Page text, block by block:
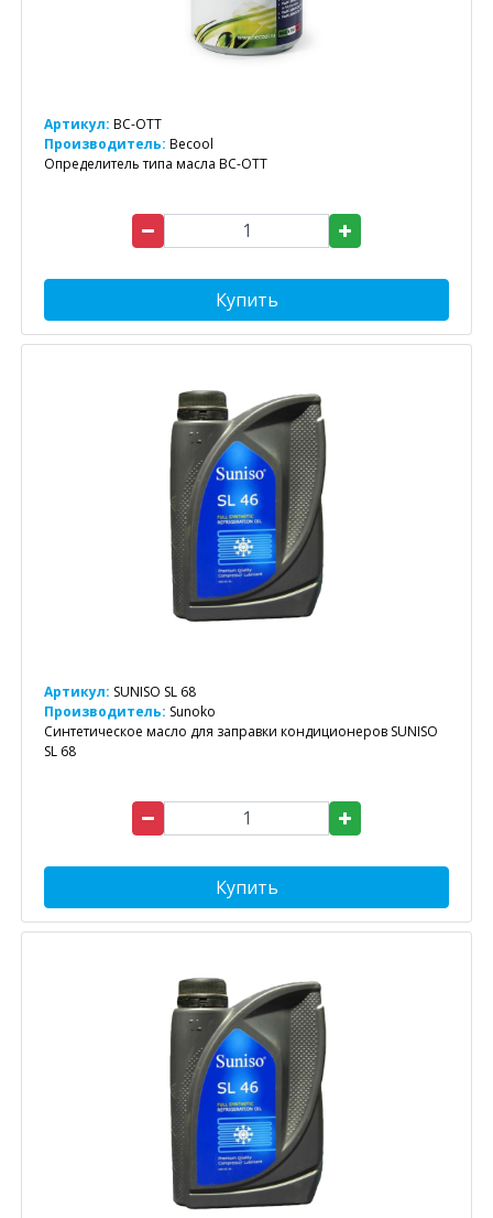
Артикул: BC-OTT
Производитель: Becool
Определитель типа масла BC-OTT
Купить
Артикул: SUNISO SL 68
Производитель: Sunoko
Синтетическое масло для заправки кондиционеров SUNISO
SL 68
Купить